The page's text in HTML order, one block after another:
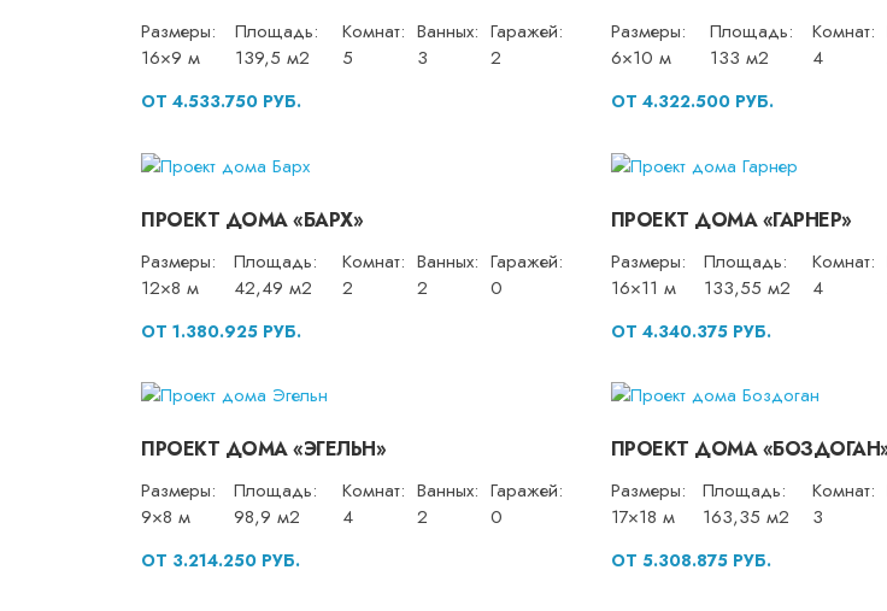
Размеры:
16×9 м
Площадь:
139,5 м2
Комнат:
5
Ванных:
3
Гаражей:
2
ОТ 4.533.750 РУБ.
Размеры:
6×10 м
Площадь:
133 м2
Комнат:
4
ОТ 4.322.500 РУБ.
ПРОЕКТ ДОМА «БАРХ»
Размеры:
12×8 м
Площадь:
42,49 м2
Комнат:
2
Ванных:
2
Гаражей:
0
ОТ 1.380.925 РУБ.
ПРОЕКТ ДОМА «ГАРНЕР»
Размеры:
16×11 м
Площадь:
133,55 м2
Комнат:
4
ОТ 4.340.375 РУБ.
ПРОЕКТ ДОМА «ЭГЕЛЬН»
Размеры:
9×8 м
Площадь:
98,9 м2
Комнат:
4
Ванных:
2
Гаражей:
0
ОТ 3.214.250 РУБ.
ПРОЕКТ ДОМА
Размеры:
17×18 м
Площадь:
163,35 м2
Комнат:
3
ОТ 5.308.875 РУБ.